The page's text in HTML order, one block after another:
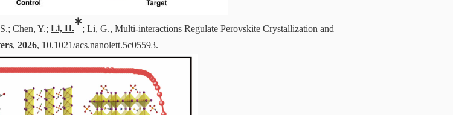
Chen, Y.; Li, H.
✱
; Li, G., Multi-interactions Regulate Perovskite Crystallization and
, 2026, 10.1021/acs.nanolett.5c05593.